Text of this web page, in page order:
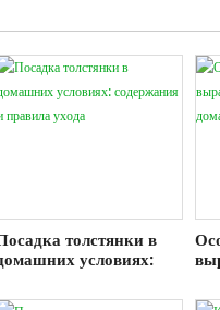
толстянки в
условиях: